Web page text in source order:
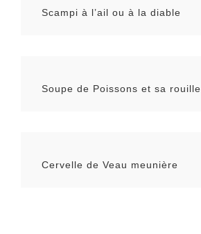
Scampi à l’ail ou à la diable
Soupe de Poissons et sa rouille
Cervelle de Veau meunière